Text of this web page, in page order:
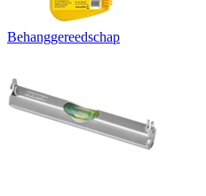
Behanggereedschap